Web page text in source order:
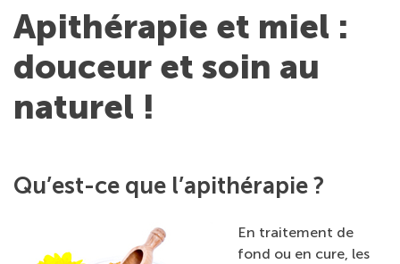
Apithérapie et miel :
douceur et soin au
naturel !
Qu’est-ce que l’apithérapie ?
En traitement de
fond ou en cure, les